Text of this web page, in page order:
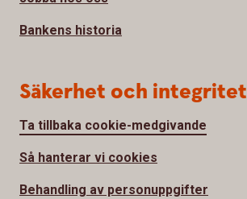
Bankens historia
Säkerhet och integritet
Ta tillbaka cookie-medgivande
Så hanterar vi cookies
Behandling av personuppgifter